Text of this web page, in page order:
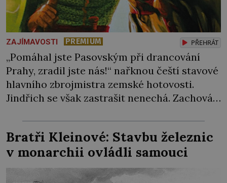
ZAJÍMAVOSTI PREMIUM PŘEHRÁT
„Pomáhal jste Pasovským při drancování
Prahy, zradil jste nás!“ nařknou čeští stavové
hlavního zbrojmistra zemské hotovosti.
Jindřich se však zastrašit nenechá. Zachová
cejchu zrádce se už nezbaví… Tři roky
stačily! Škola pro něj není. Jindřich Michal
Hýzrle z Chodů (1575–1665) se v ní nudí. 10letý
chlapec chce procestovat […]
Bratři Kleinové: Stavbu železnic
v monarchii ovládli samouci